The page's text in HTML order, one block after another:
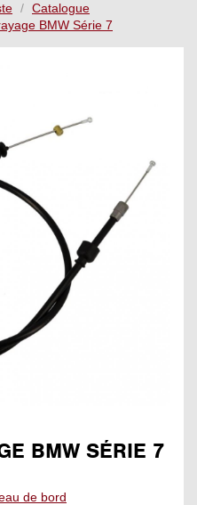
Catalogue
BMW Série 7
BMW SÉRIE 7
de bord